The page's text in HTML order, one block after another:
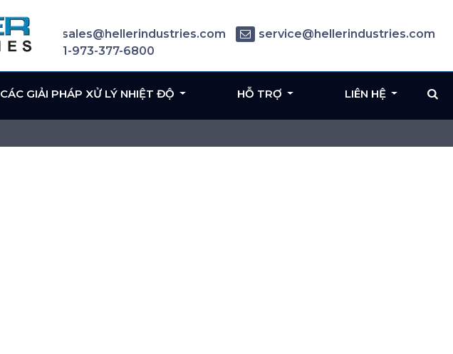
sales@hellerindustries.com
service@hellerindustries.com
1-973-377-6800
CÁC GIẢI PHÁP XỬ LÝ NHIỆT ĐỘ HỖ TRỢ LIÊN HỆ